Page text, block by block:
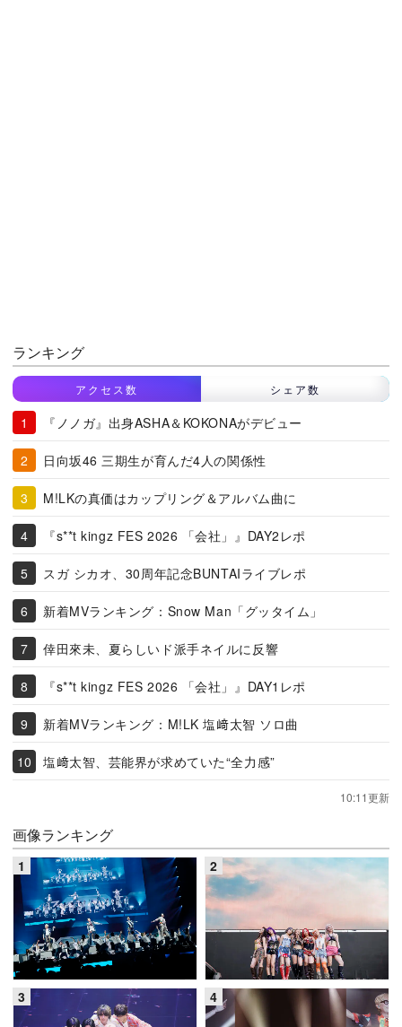
ランキング
アクセス数 シェア数
『ノノガ』出身ASHA＆KOKONAがデビュー
日向坂46 三期生が育んだ4人の関係性
M!LKの真価はカップリング＆アルバム曲に
『s**t kingz FES 2026 「会社」』DAY2レポ
スガ シカオ、30周年記念BUNTAIライブレポ
新着MVランキング：Snow Man「グッタイム」
倖田來未、夏らしいド派手ネイルに反響
『s**t kingz FES 2026 「会社」』DAY1レポ
新着MVランキング：M!LK 塩﨑太智 ソロ曲
塩﨑太智、芸能界が求めていた“全力感”
10:11更新
画像ランキング